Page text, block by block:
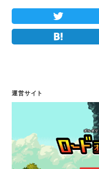
運営サイト